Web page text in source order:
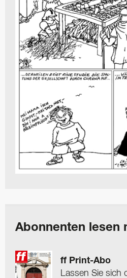
Abonnenten lesen
ff Print-Abo
Lassen Sie sich